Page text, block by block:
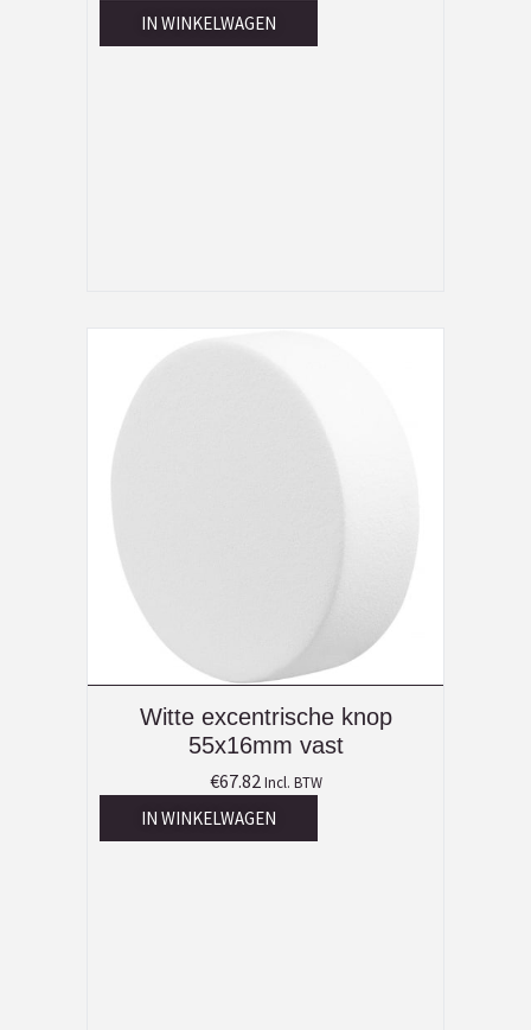
IN WINKELWAGEN
Witte excentrische knop
55x16mm vast
€67.82 Incl. BTW
IN WINKELWAGEN